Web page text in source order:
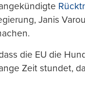
Janis
die EU die
Zeit stundet,